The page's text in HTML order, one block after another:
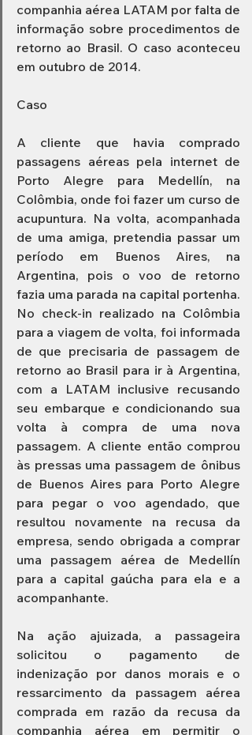
companhia aérea LATAM por falta de
informação sobre procedimentos de
retorno ao Brasil. O caso aconteceu
em outubro de 2014.
Caso
A cliente que havia comprado
passagens aéreas pela internet de
Porto Alegre para Medellín, na
Colômbia, onde foi fazer um curso de
acupuntura. Na volta, acompanhada
de uma amiga, pretendia passar um
período em Buenos Aires, na
Argentina, pois o voo de retorno
fazia uma parada na capital portenha.
No check-in realizado na Colômbia
para a viagem de volta, foi informada
de que precisaria de passagem de
retorno ao Brasil para ir à Argentina,
com a LATAM inclusive recusando
seu embarque e condicionando sua
volta à compra de uma nova
passagem. A cliente então comprou
às pressas uma passagem de ônibus
de Buenos Aires para Porto Alegre
para pegar o voo agendado, que
resultou novamente na recusa da
empresa, sendo obrigada a comprar
uma passagem aérea de Medellín
para a capital gaúcha para ela e a
acompanhante.
Na ação ajuizada, a passageira
solicitou o pagamento de
indenização por danos morais e o
ressarcimento da passagem aérea
comprada em razão da recusa da
companhia aérea em permitir o